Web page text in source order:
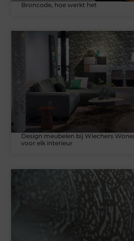
Broncode, hoe werkt het
Design meubelen bij Wiechers
voor elk interieur